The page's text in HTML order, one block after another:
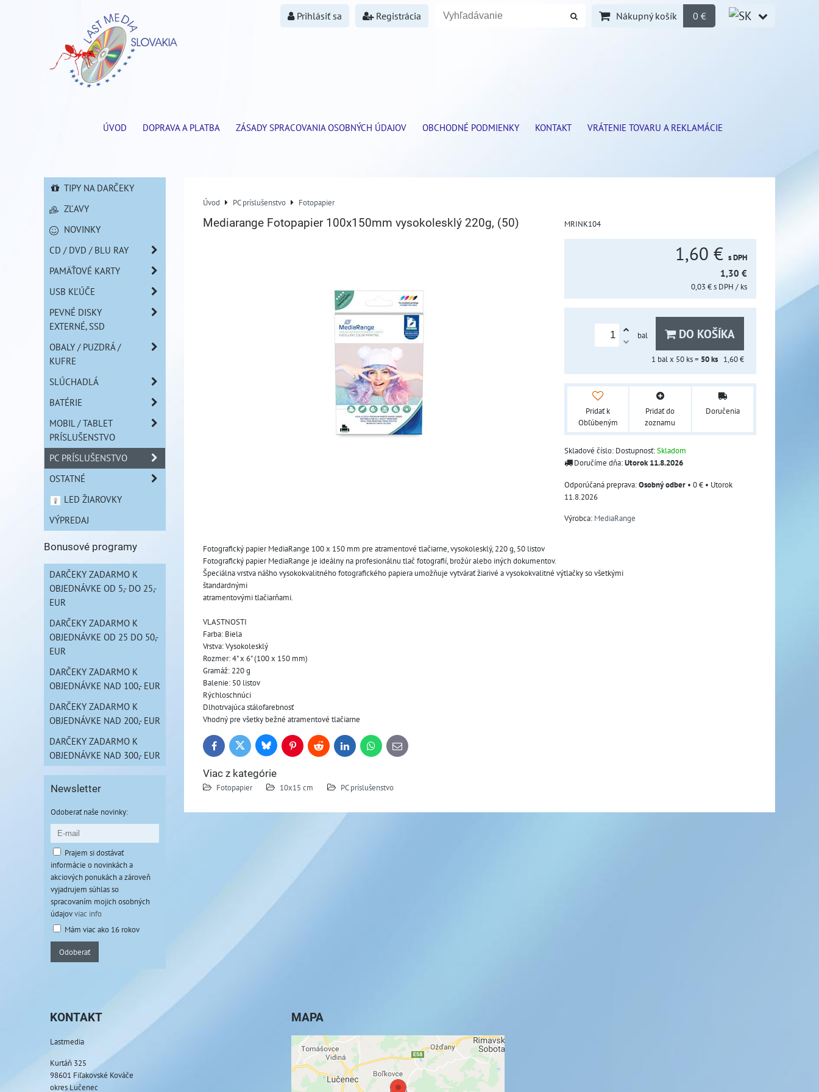
Prihlásiť sa Registrácia Nákupný košík 0 €
ÚVOD DOPRAVA A PLATBA ZÁSADY SPRACOVANIA OSOBNÝCH ÚDAJOV OBCHODNÉ PODMIENKY KONTAKT VRÁTENIE TOVARU A REKLAMÁCIE
Úvod PC príslušenstvo Fotopapier
Mediarange Fotopapier 100x150mm vysokolesklý 220g, (50) MRINK104
1,60 € s DPH
1,30 €
0,03 €s DPH / ks
bal DO KOŠÍKA
1 bal x 50 ks = 50ks 1,60 €
Pridať k
Obľúbeným
Pridať do
zoznamu
Doručenia
Skladové číslo: Dostupnosť:Skladom
Doručíme dňa:Utorok11.8.2026
Osobný odber • 0 € • Utorok
11.8.2026
Výrobca: MediaRange
Fotografický papier MediaRange 100 x 150 mm pre atramentové tlačiarne, vysokolesklý, 220 g, 50 listov
Fotografický papier MediaRange je ideálny na profesionálnu tlač fotografií, brožúr alebo iných dokumentov.
Špeciálna vrstva nášho vysokokvalitného fotografického papiera umožňuje vytvárať žiarivé a vysokokvalitné výtlačky so všetkými
štandardnými
atramentovými tlačiarňami.
VLASTNOSTI
Farba: Biela
Vrstva: Vysokolesklý
Rozmer: 4" x 6" (100 x 150 mm)
Gramáž: 220 g
Balenie: 50 listov
Rýchloschnúci
Dlhotrvajúca stálofarebnosť
Vhodný pre všetky bežné atramentové tlačiarne
FacebookTwitter BlueskyPinterestReddit LinkedInWhatsApp
E-
mail
Viac z kategórie
Fotopapier 10x15 cm PC príslušenstvo
TIPY NA DARČEKY
ZĽAVY
NOVINKY
CD / DVD / BLU RAY
PAMÄŤOVÉ KARTY
USB KĽÚČE
PEVNÉ DISKY
EXTERNÉ, SSD
OBALY / PUZDRÁ /
KUFRE
SLÚCHADLÁ
BATÉRIE
MOBIL / TABLET
PRÍSLUŠENSTVO
PC PRÍSLUŠENSTVO
OSTATNÉ
LED ŽIAROVKY
VÝPREDAJ
Bonusové programy
DARČEKY ZADARMO K
OBJEDNÁVKE OD 5,- DO 25,-
EUR
DARČEKY ZADARMO K
OBJEDNÁVKE OD 25 DO 50,-
EUR
DARČEKY ZADARMO K
OBJEDNÁVKE NAD 100,- EUR
DARČEKY ZADARMO K
OBJEDNÁVKE NAD 200,- EUR
DARČEKY ZADARMO K
OBJEDNÁVKE NAD 300,- EUR
Newsletter
Odoberať naše novinky:
Prajem si dostávať
informácie o novinkách a
akciových ponukách a zároveň
vyjadrujem súhlas so
spracovaním mojich osobných
údajovviac info
Mám viac ako 16 rokov
Odoberať
KONTAKT
Lastmedia
Kurtáň 325
98601 Fiľakovské Kováče
okres Lučenec
MAPA
Externý obsah je blokovaný Voľbami
súkromia